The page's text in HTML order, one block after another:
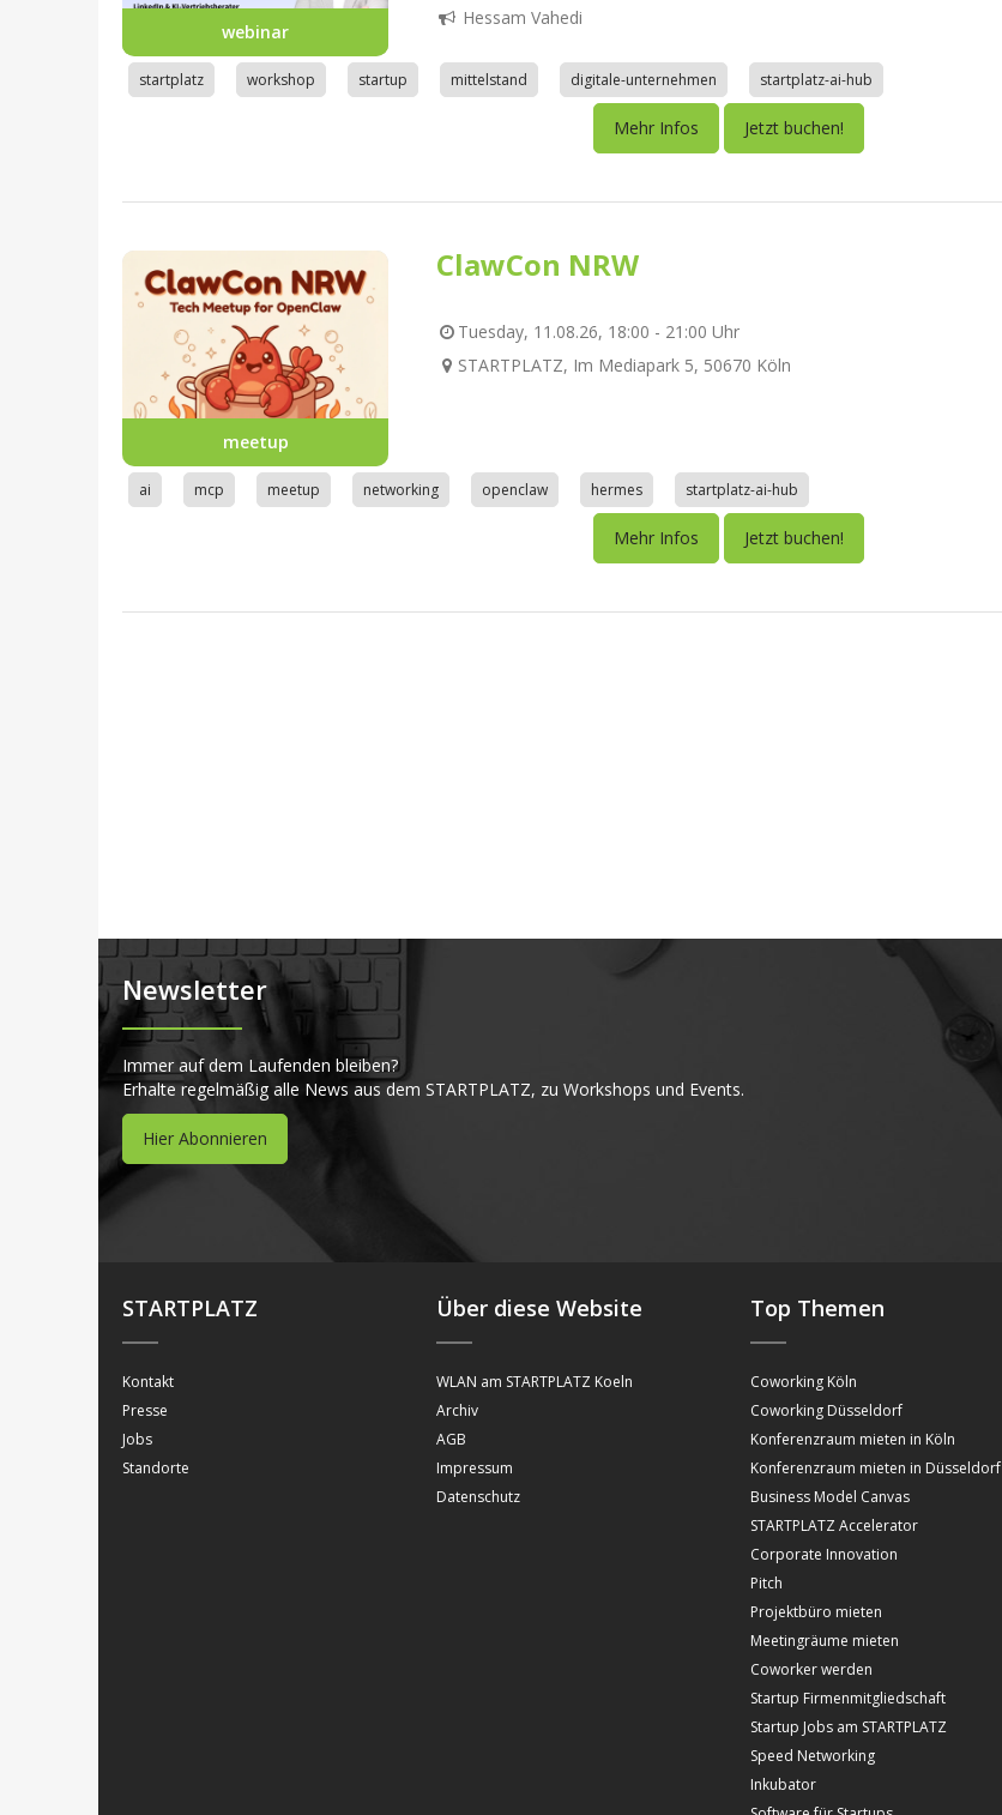
webinar
Hessam Vahedi
startplatz workshop startup mittelstand digitale-unternehmen startplatz-ai-hub
Mehr Infos Jetzt buchen!
meetup
ClawCon NRW
Tuesday, 11.08.26, 18:00 - 21:00 Uhr
STARTPLATZ, Im Mediapark 5, 50670 Köln
ai mcp meetup networking openclaw hermes startplatz-ai-hub
Mehr Infos Jetzt buchen!
Newsletter
Immer auf dem Laufenden bleiben?
Erhalte regelmäßig alle News aus dem STARTPLATZ, zu Workshops und Events.
Hier Abonnieren
STARTPLATZ
Kontakt
Presse
Jobs
Standorte
Über diese Website
WLAN am STARTPLATZ Koeln
Archiv
AGB
Impressum
Datenschutz
Top Themen
Coworking Köln
Coworking Düsseldorf
Konferenzraum mieten in Köln
Konferenzraum mieten in Düsseldorf
Business Model Canvas
STARTPLATZ Accelerator
Corporate Innovation
Pitch
Projektbüro mieten
Meetingräume mieten
Coworker werden
Startup Firmenmitgliedschaft
Startup Jobs am STARTPLATZ
Speed Networking
Inkubator